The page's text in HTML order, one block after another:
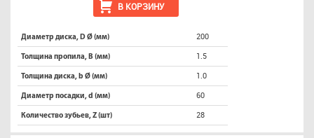
В КОРЗИНУ
Диаметр диска, D Ø (мм) 200
Толщина пропила, B (мм) 1.5
Толщина диска, b Ø (мм) 1.0
Диаметр посадки, d (мм) 60
Количество зубьев, Z (шт) 28